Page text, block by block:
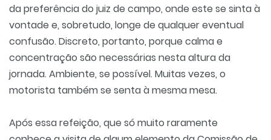
da preferência do juiz de campo, onde este se sinta à
vontade e, sobretudo, longe de qualquer eventual
confusão. Discreto, portanto, porque calma e
concentração são necessárias nesta altura da
jornada. Ambiente, se possível. Muitas vezes, o
motorista também se senta à mesma mesa.
Após essa refeição, que só muito raramente